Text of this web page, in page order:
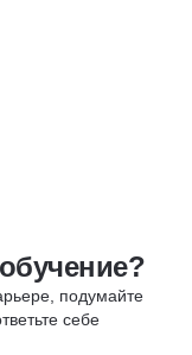
подумайте
себе